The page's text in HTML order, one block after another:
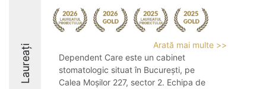
Laureați
Arată mai multe >>
Dependent Care este un cabinet
stomatologic situat în București, pe
Calea Moșilor 227, sector 2. Echipa de